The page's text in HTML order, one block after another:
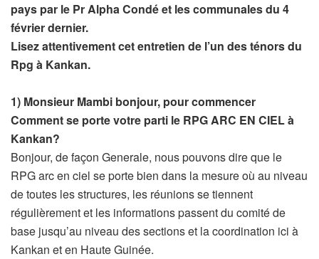
pays par le Pr Alpha Condé et les communales du 4
février dernier.
Lisez attentivement cet entretien de l’un des ténors du
Rpg à Kankan.
1) Monsieur Mambi bonjour, pour commencer
Comment se porte votre parti le RPG ARC EN CIEL à
Kankan?
Bonjour, de façon Generale, nous pouvons dire que le
RPG arc en ciel se porte bien dans la mesure où au niveau
de toutes les structures, les réunions se tiennent
régulièrement et les informations passent du comité de
base jusqu’au niveau des sections et la coordination ici à
Kankan et en Haute Guinée.